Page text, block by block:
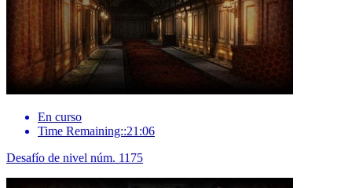
En curso
Time Remaining::21:06
Desafío de nivel núm. 1175